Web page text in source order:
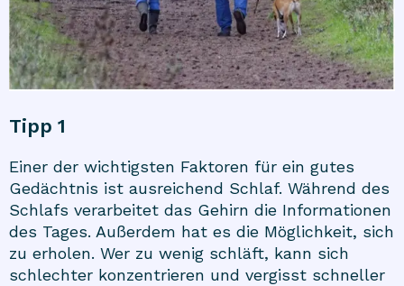
Tipp 1
Einer der wichtigsten Faktoren für ein gutes
Gedächtnis ist ausreichend Schlaf. Während des
Schlafs verarbeitet das Gehirn die Informationen
des Tages. Außerdem hat es die Möglichkeit, sich
zu erholen. Wer zu wenig schläft, kann sich
schlechter konzentrieren und vergisst schneller